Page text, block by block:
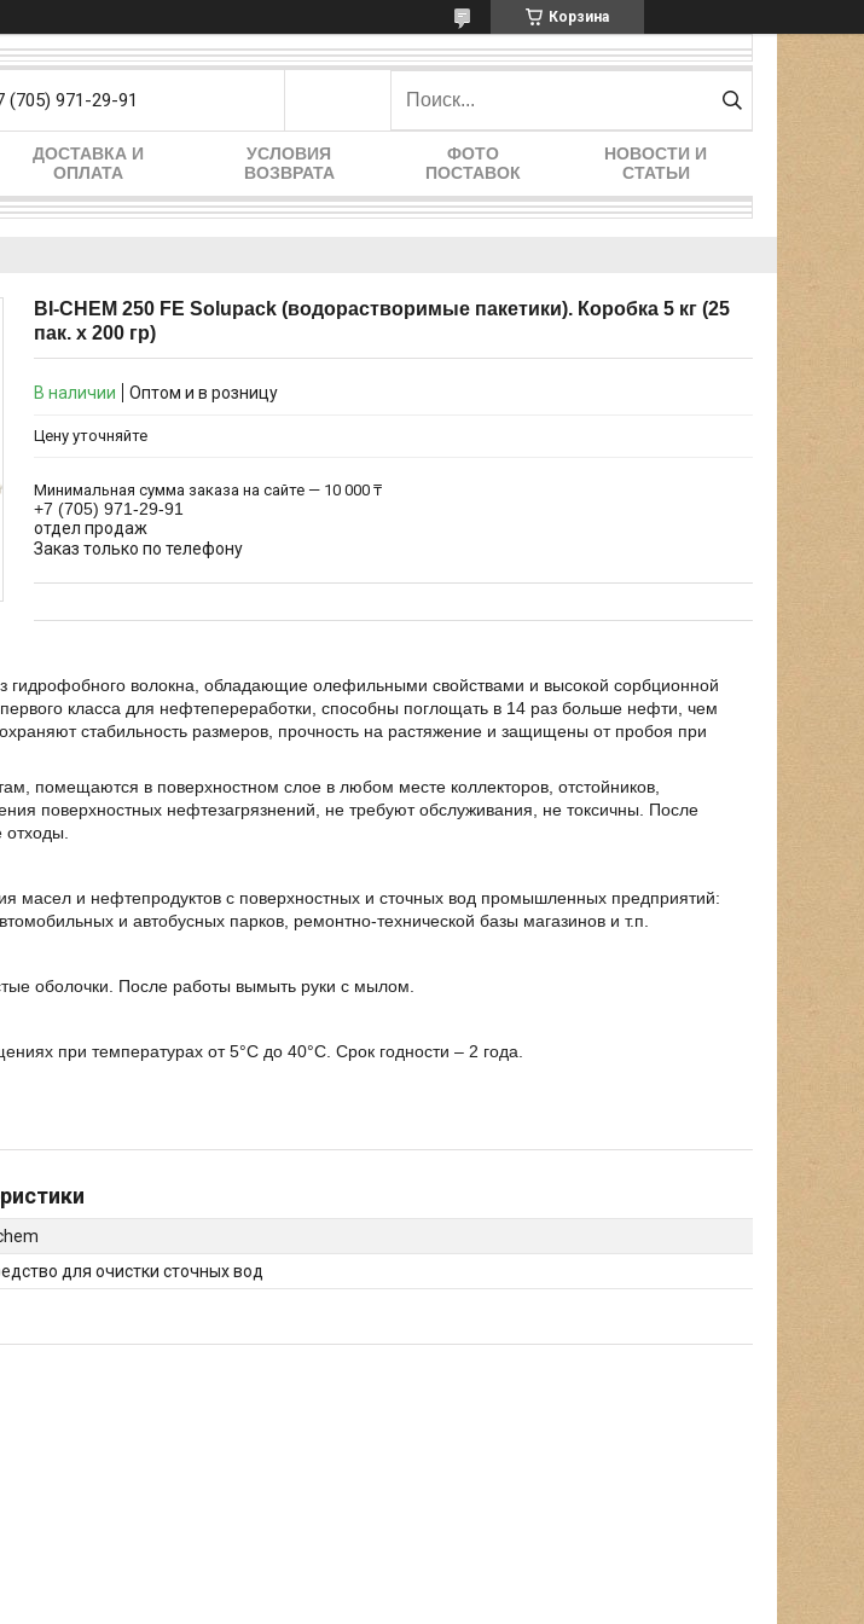
Корзина
(705) 971-29-91
ДОСТАВКА И
ОПЛАТА
УСЛОВИЯ
ВОЗВРАТА
ФОТО
ПОСТАВОК
НОВОСТИ И
СТАТЬИ
BI-CHEM 250 FE Solupack (водорастворимые пакетики). Коробка 5 кг (25
пак. х 200 гр)
В наличии Оптом и в розницу
Цену уточняйте
Минимальная сумма заказа на сайте — 10 000 ₸
+7 (705) 971-29-91
отдел продаж
Заказ только по телефону
волокна, обладающие олефильными свойствами и высокой сорбционной
класса для нефтепереработки, способны поглощать в 14 раз больше нефти, чем
стабильность размеров, прочность на растяжение и защищены от пробоя при
помещаются в поверхностном слое в любом месте коллекторов, отстойников,
поверхностных нефтезагрязнений, не требуют обслуживания, не токсичны. После
масел и нефтепродуктов с поверхностных и сточных вод промышленных предприятий:
и автобусных парков, ремонтно-технической базы магазинов и т.п.
оболочки. После работы вымыть руки с мылом.
при температурах от 5°C до 40°C. Срок годности – 2 года.
для очистки сточных вод